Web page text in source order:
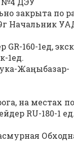
закрыта по
Начальник
GR-160-1ед,
1ед.
Жаңыбазар-
на местах
RU-180-1